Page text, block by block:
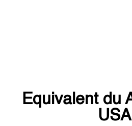
Equivalent du
USA